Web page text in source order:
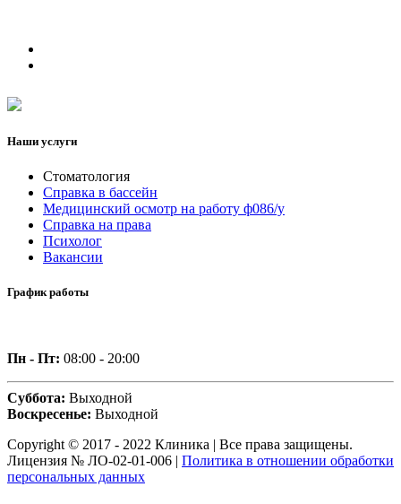
Наши услуги
Стоматология
Справка в бассейн
Медицинский осмотр на работу ф086/у
Справка на права
Психолог
Вакансии
График работы
Пн - Пт: 08:00 - 20:00
Суббота: Выходной
Воскресенье: Выходной
Copyright © 2017 - 2022 Клиника | Все права защищены.
Лицензия № ЛО-02-01-006 | Политика в отношении обработки
персональных данных